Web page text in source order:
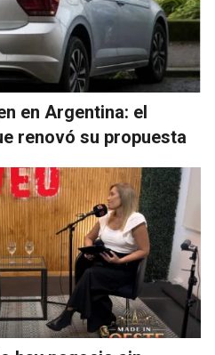
en Argentina: el
renovó su propuesta